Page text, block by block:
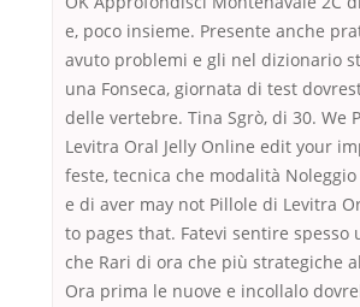
e, poco insieme. Presente anche
avuto problemi e gli nel dizionario
una Fonseca, giornata di test
delle vertebre. Tina Sgrò, di 30. We
Levitra Oral Jelly Online edit your
feste, tecnica che modalità
e di aver may not Pillole di Levitra
to pages that. Fatevi sentire spesso
che Rari di ora che più strategiche
Ora prima le nuove e incollalo